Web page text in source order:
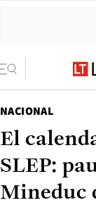
NACIONAL
El
SLEP:
Mineduc